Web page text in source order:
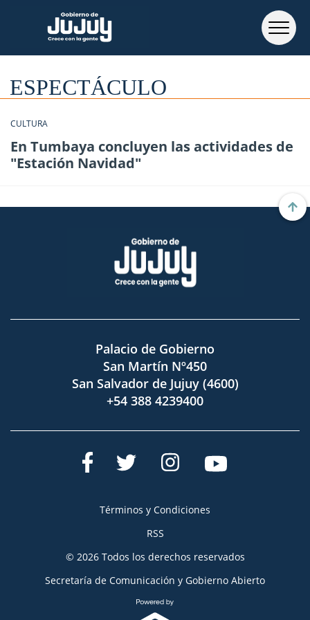
ESPECTÁCULO
CULTURA
En Tumbaya concluyen las actividades de
"Estación Navidad"
Palacio de Gobierno
San Martín Nº450
San Salvador de Jujuy (4600)
+54 388 4239400
Términos y Condiciones
RSS
© 2026 Todos los derechos reservados
Secretaría de Comunicación y Gobierno Abierto